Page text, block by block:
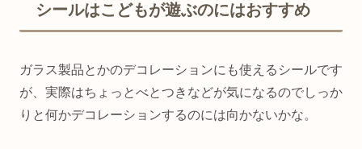
シールはこどもが遊ぶのにはおすすめ
ガラス製品とかのデコレーションにも使えるシールです
が、実際はちょっとべとつきなどが気になるのでしっか
りと何かデコレーションするのには向かないかな。